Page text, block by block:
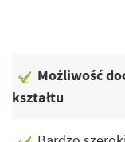
Możliwość
kształtu